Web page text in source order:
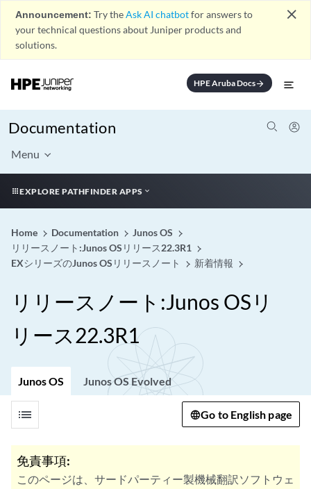
Announcement: Try theAsk AI chatbotfor answers to
your technical questions about Juniper products and
solutions.
close
HPE Aruba Docsarrow_forward
Documentation
Menu
EXPLORE PATHFINDER APPS
Home Documentation
Junos OS
リリースノート:Junos OSリリース22.3R1
EXシリーズのJunos OSリリースノート
新着情報
リリースノート:Junos OSリ
リース22.3R1
Junos OS Junos OS Evolved
list Go to English page
免責事項:
このページは、サードパーティー製機械翻訳ソフトウェ